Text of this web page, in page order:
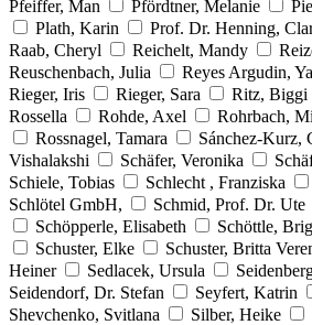
Pfeiffer, Man Pfördtner, Melanie
Plath, Karin
Prof. Dr. Henning,
Raab, Cheryl
Reichelt, Mandy
Reuschenbach, Julia
Reyes Argudin,
Rieger, Iris
Rieger, Sara Ritz, Biggi
Rossella
Rohde, Axel Rohrbach,
Rossnagel, Tamara
Sánchez-Kurz,
Vishalakshi
Schäfer, Veronika
Schiele, Tobias
Schlecht , Franziska
Schlötel GmbH,
Schmid, Prof. Dr. Ute
Schöpperle, Elisabeth
Schöttle,
Schuster, Elke
Schuster, Britta
Heiner
Sedlacek, Ursula
Seidendorf, Dr. Stefan
Seyfert, Katrin
Shevchenko, Svitlana
Silber, Heike